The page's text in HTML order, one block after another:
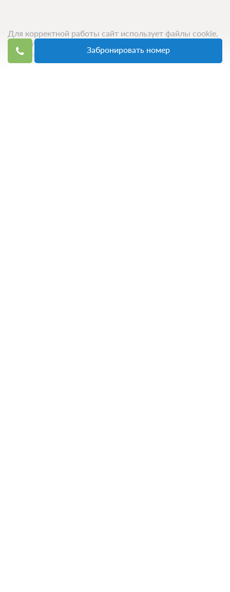
Забронировать номер
Для корректной работы сайт использует файлы cookie,
продолжение использования сервиса означает ваше
согласие с обработкой данных.